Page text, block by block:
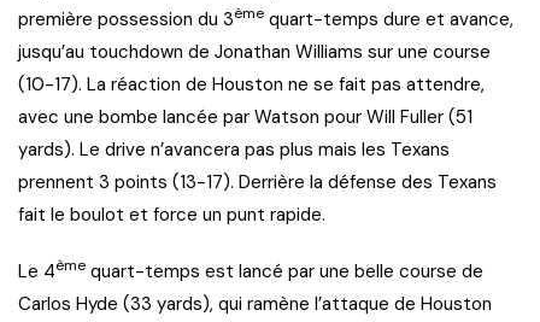
première possession du 3ème quart-temps dure et avance,
jusqu’au touchdown de Jonathan Williams sur une course
(10-17). La réaction de Houston ne se fait pas attendre,
avec une bombe lancée par Watson pour Will Fuller (51
yards). Le drive n’avancera pas plus mais les Texans
prennent 3 points (13-17). Derrière la défense des Texans
fait le boulot et force un punt rapide.
Le 4ème quart-temps est lancé par une belle course de
Carlos Hyde (33 yards), qui ramène l’attaque de Houston